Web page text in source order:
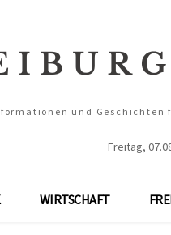
und Geschichten
Freitag,
WIRTSCHAFT